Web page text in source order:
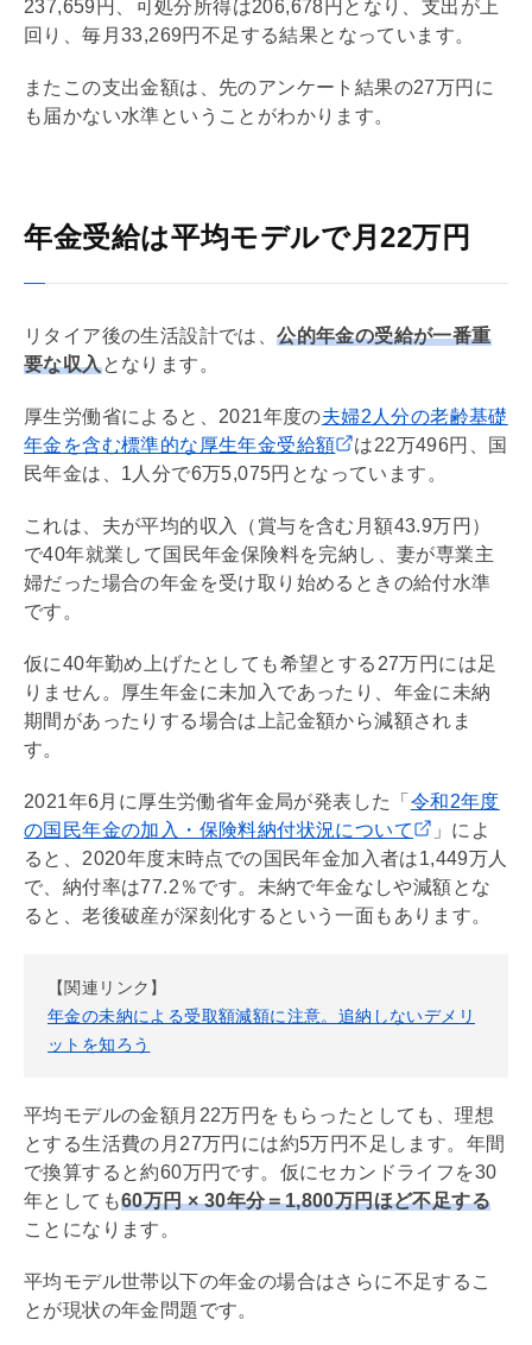
237,659円、可処分所得は206,678円となり、支出が上
回り、毎月33,269円不足する結果となっています。
またこの支出金額は、先のアンケート結果の27万円に
も届かない水準ということがわかります。
年金受給は平均モデルで月22万円
リタイア後の生活設計では、公的年金の受給が一番重
要な収入となります。
厚生労働省によると、2021年度の夫婦2人分の老齢基礎
年金を含む標準的な厚生年金受給額
は22万496円、国
民年金は、1人分で6万5,075円となっています。
これは、夫が平均的収入（賞与を含む月額43.9万円）
で40年就業して国民年金保険料を完納し、妻が専業主
婦だった場合の年金を受け取り始めるときの給付水準
です。
仮に40年勤め上げたとしても希望とする27万円には足
りません。厚生年金に未加入であったり、年金に未納
期間があったりする場合は上記金額から減額されま
す。
2021年6月に厚生労働省年金局が発表した「 令和2年度
の国民年金の加入・保険料納付状況について
」によ
ると、2020年度末時点での国民年金加入者は1,449万人
で、納付率は77.2％です。未納で年金なしや減額とな
ると、老後破産が深刻化するという一面もあります。
【関連リンク】
年金の未納による受取額減額に注意。追納しないデメリ
ットを知ろう
平均モデルの金額月22万円をもらったとしても、理想
とする生活費の月27万円には約5万円不足します。年間
で換算すると約60万円です。仮にセカンドライフを30
年としても60万円 × 30年分＝1,800万円ほど不足する
ことになります。
平均モデル世帯以下の年金の場合はさらに不足するこ
とが現状の年金問題です。